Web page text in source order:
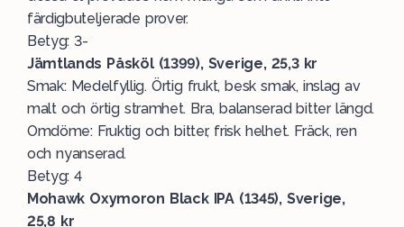
färdigbuteljerade prover.
Betyg: 3-
Jämtlands Påsköl (1399), Sverige, 25,3 kr
Smak: Medelfyllig. Örtig frukt, besk smak, inslag av
malt och örtig stramhet. Bra, balanserad bitter längd.
Omdöme: Fruktig och bitter, frisk helhet. Fräck, ren
och nyanserad.
Betyg: 4
Mohawk Oxymoron Black IPA (1345), Sverige,
25,8 kr